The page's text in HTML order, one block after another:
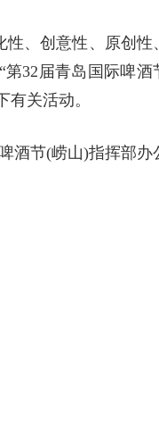
性、创意性、原创性
32届青岛国际啤酒
关活动。
酒节(崂山)指挥部办